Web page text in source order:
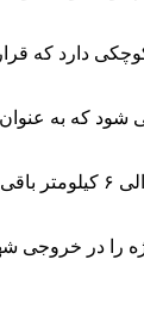
دارد که
از ورزقان به سمت مرز نوردوز نیز با همکاری
معاون وزیر راه و شهرسازی در ادامه از تکمیل